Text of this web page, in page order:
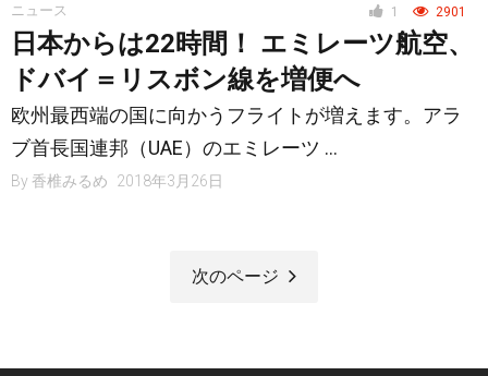
1 2901
ニュース
日本からは22時間！ エミレーツ航空、
ドバイ＝リスボン線を増便へ
欧州最西端の国に向かうフライトが増えます。アラ
ブ首長国連邦（UAE）のエミレーツ …
By 香椎みるめ 2018年3月26日
次のページ